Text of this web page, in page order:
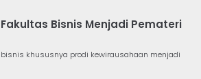
Bisnis Menjadi Pemateri
khususnya prodi kewirausahaan menjadi